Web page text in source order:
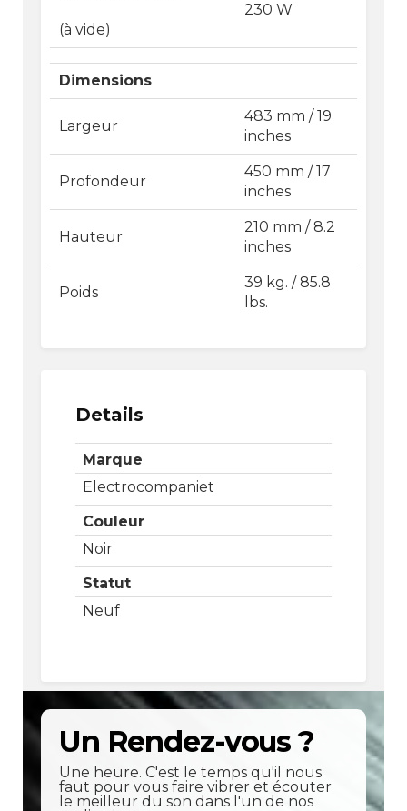
(à vide)
230 W
Dimensions
Largeur
483 mm / 19
inches
Profondeur
450 mm / 17
inches
Hauteur
210 mm / 8.2
inches
Poids
39 kg. / 85.8
lbs.
Details
Marque
Electrocompaniet
Couleur
Noir
Statut
Neuf
Un Rendez-vous ?
Une heure. C'est le temps qu'il nous
faut pour vous faire vibrer et écouter
le meilleur du son dans l'un de nos